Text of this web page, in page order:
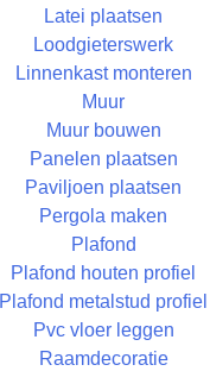
Latei plaatsen
Loodgieterswerk
Linnenkast monteren
Muur
Muur bouwen
Panelen plaatsen
Paviljoen plaatsen
Pergola maken
Plafond
Plafond houten profiel
Plafond metalstud profiel
Pvc vloer leggen
Raamdecoratie